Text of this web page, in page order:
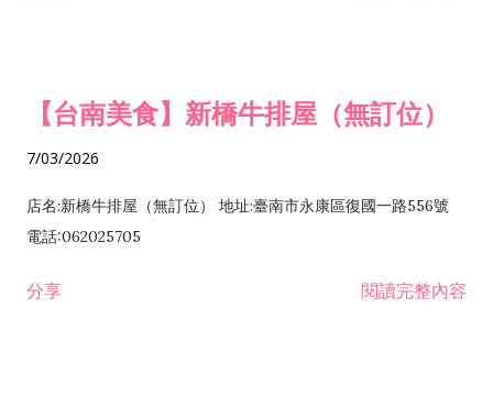
【台南美食】新橋牛排屋（無訂位）
7/03/2026
店名:新橋牛排屋（無訂位） 地址:臺南市永康區復國一路556號
電話:062025705
分享 閱讀完整內容